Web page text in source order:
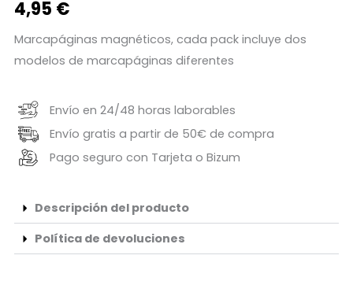
4,95 €
Marcapáginas magnéticos, cada pack incluye dos
modelos de marcapáginas diferentes
Envío en 24/48 horas laborables
Envío gratis a partir de 50€ de compra
Pago seguro con Tarjeta o Bizum
Descripción del producto
Política de devoluciones